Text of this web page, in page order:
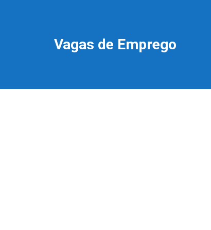
Vagas de Emprego